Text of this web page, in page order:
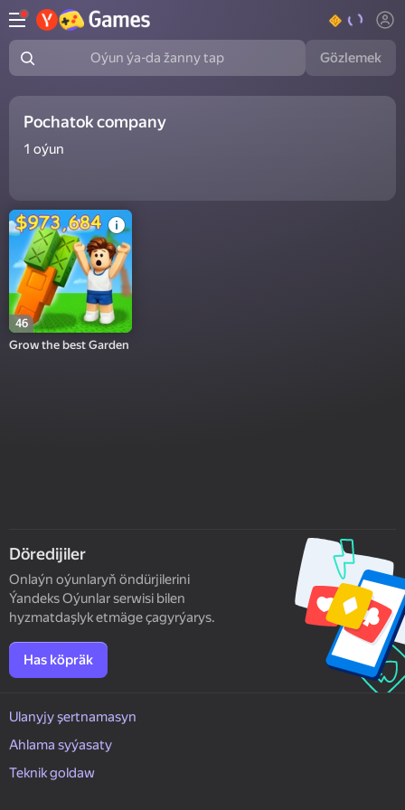
Oýun ýa-da žanny tap Gözlemek
Pochatok company
1 oýun
46
Grow the best Garden
Döredijiler
Onlaýn oýunlaryň öndürjilerini
Ýandeks Oýunlar serwisi bilen
hyzmatdaşlyk etmäge çagyrýarys.
Has köpräk
Ulanyjy şertnamasyn
Ahlama syýasaty
Teknik goldaw